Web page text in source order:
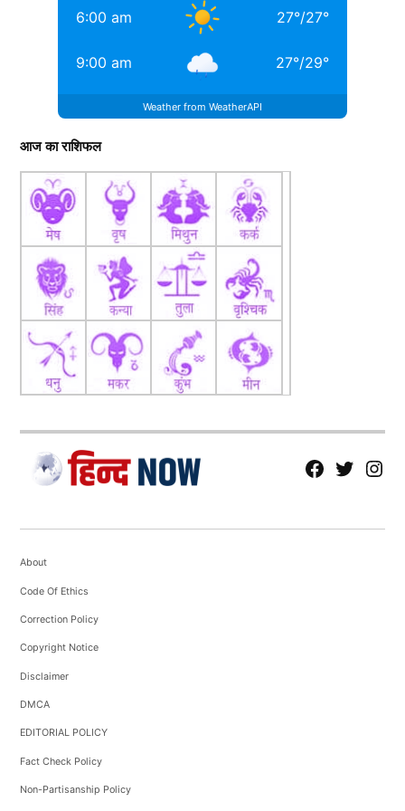
6:00 am 27°/27°
9:00 am 27°/29°
Weather from WeatherAPI
आज का राशिफल
fb Tw tw
About
Code Of Ethics
Correction Policy
Copyright Notice
Disclaimer
DMCA
EDITORIAL POLICY
Fact Check Policy
Non-Partisanship Policy